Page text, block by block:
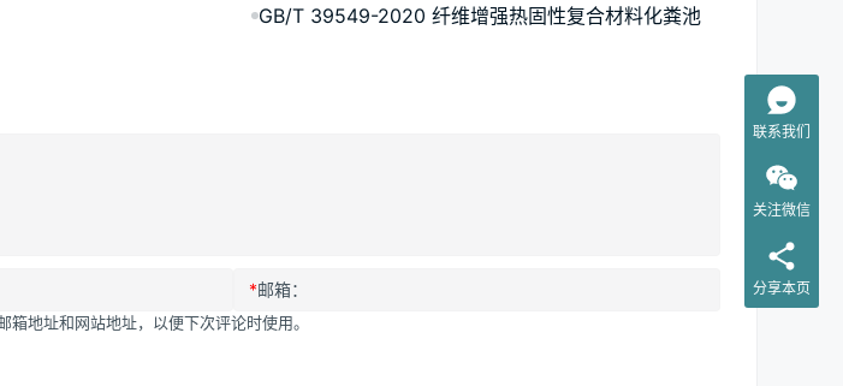
GB/T 39549-2020 纤维增强热固性复合材料化粪池
*邮箱：
地址和网站地址，以便下次评论时使用。
联系我们
关注微信
分享本页